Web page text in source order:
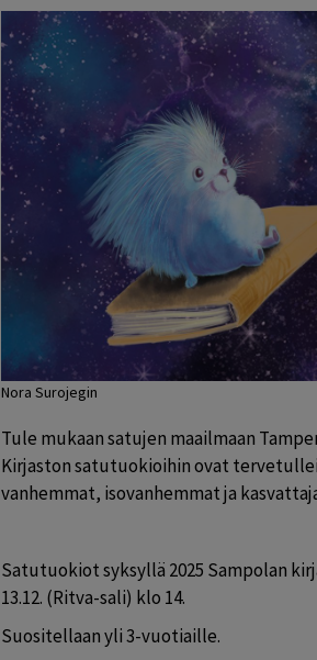
Nora Surojegin
Tule mukaan satujen maailmaan
Kirjaston satutuokioihin ovat
vanhemmat, isovanhemmat ja
Satutuokiot syksyllä 2025 Sampolan
13.12. (Ritva-sali) klo 14.
Suositellaan yli 3-vuotiaille.